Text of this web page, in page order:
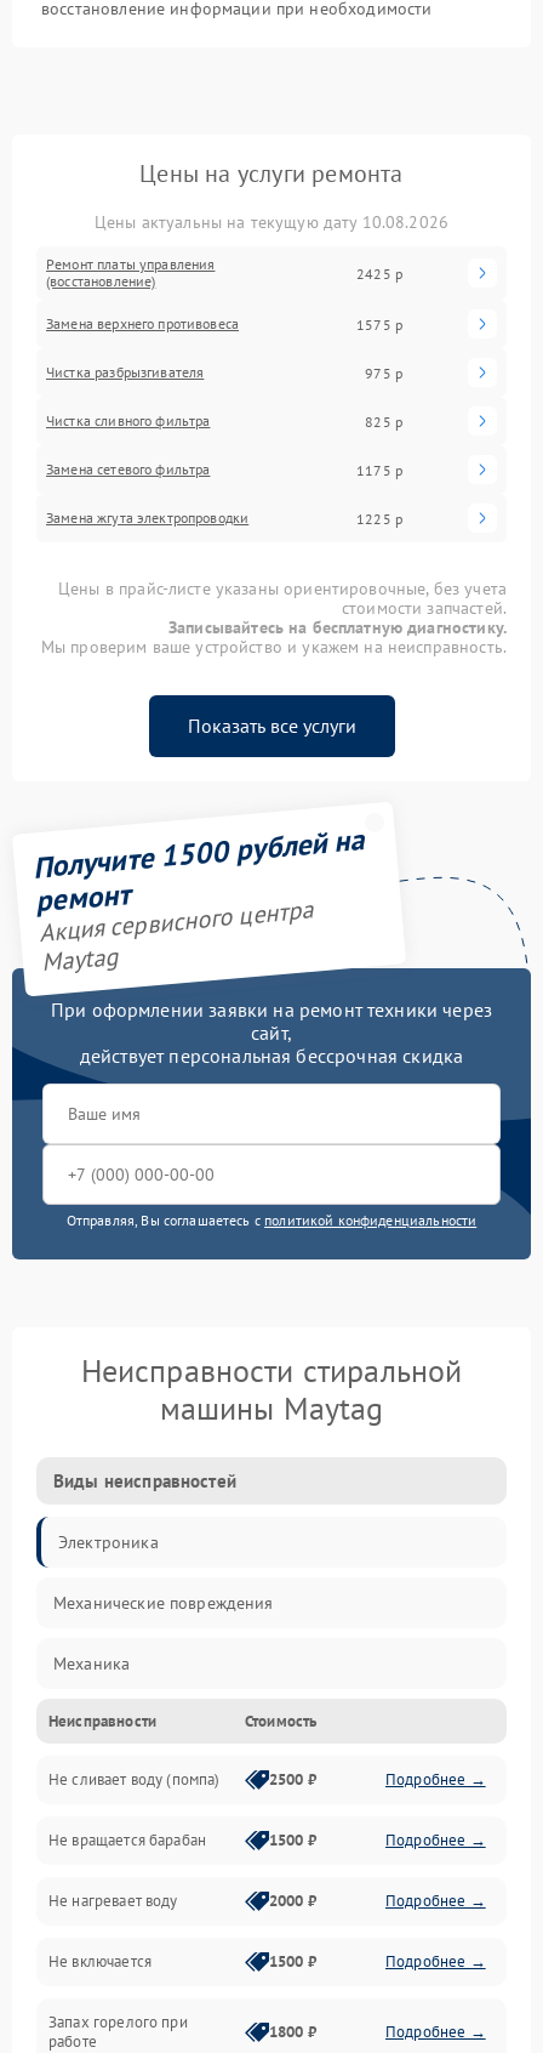
восстановление информации при необходимости
Цены на услуги ремонта
Цены актуальны на текущую дату 10.08.2026
Ремонт платы управления
(восстановление)
2425 р
Замена верхнего противовеса 1575 р
Чистка разбрызгивателя 975 р
Чистка сливного фильтра 825 р
Замена сетевого фильтра 1175 р
Замена жгута электропроводки 1225 р
Цены в прайс-листе указаны ориентировочные, без учета
стоимости запчастей.
Записывайтесь на бесплатную диагностику.
Мы проверим ваше устройство и укажем на неисправность.
Показать все услуги
Получите 1500 рублей на
ремонт
Акция сервисного центра
Maytag
При оформлении заявки на ремонт техники через
сайт,
действует персональная бессрочная скидка
Отправляя, Вы соглашаетесь с политикой конфиденциальности
Неисправности стиральной
машины Maytag
Виды неисправностей
Электроника
Механические повреждения
Механика
Электропитание
Водоснабжение
Слив
Программное обеспечение
Неисправности Стоимость
Не сливает воду (помпа) 2500 ₽ Подробнее →
Не вращается барабан 1500 ₽ Подробнее →
Не нагревает воду 2000 ₽ Подробнее →
Не включается 1500 ₽ Подробнее →
Запах горелого при
работе
1800 ₽ Подробнее →